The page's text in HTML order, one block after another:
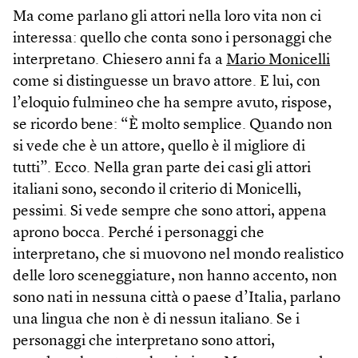
Ma come parlano gli attori nella loro vita non ci
interessa: quello che conta sono i personaggi che
interpretano. Chiesero anni fa a Mario Monicelli
come si distinguesse un bravo attore. E lui, con
l’eloquio fulmineo che ha sempre avuto, rispose,
se ricordo bene: “È molto semplice. Quando non
si vede che è un attore, quello è il migliore di
tutti”. Ecco. Nella gran parte dei casi gli attori
italiani sono, secondo il criterio di Monicelli,
pessimi. Si vede sempre che sono attori, appena
aprono bocca. Perché i personaggi che
interpretano, che si muovono nel mondo realistico
delle loro sceneggiature, non hanno accento, non
sono nati in nessuna città o paese d’Italia, parlano
una lingua che non è di nessun italiano. Se i
personaggi che interpretano sono attori,